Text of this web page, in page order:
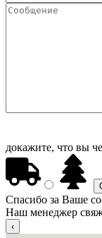
докажите, что вы
Спасибо за Ваше
Наш менеджер